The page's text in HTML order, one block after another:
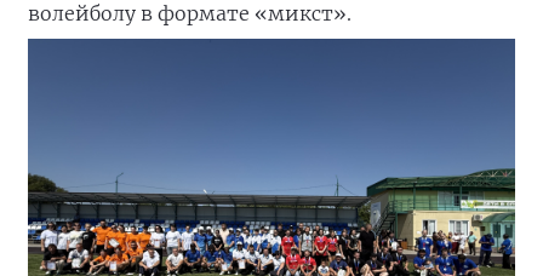
волейболу в формате «микст».